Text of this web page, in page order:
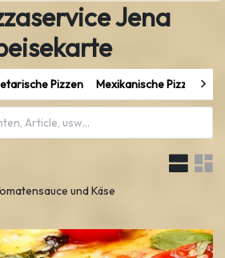
Jena
Pizzen Mexikanische Pizzen
und Käse